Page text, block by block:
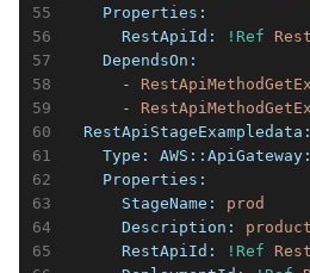
    Properties:
      RestApiId:
!Ref
    DependsOn:
      -
      -
  RestApiStageExampledata:
    Type:
    Properties:
      StageName:
prod
      Description:
      RestApiId:
!Ref